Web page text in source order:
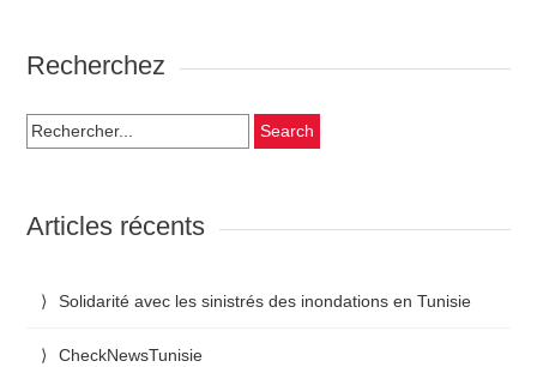
Recherchez
Search
for:
Articles récents
Solidarité avec les sinistrés des inondations en Tunisie
CheckNewsTunisie